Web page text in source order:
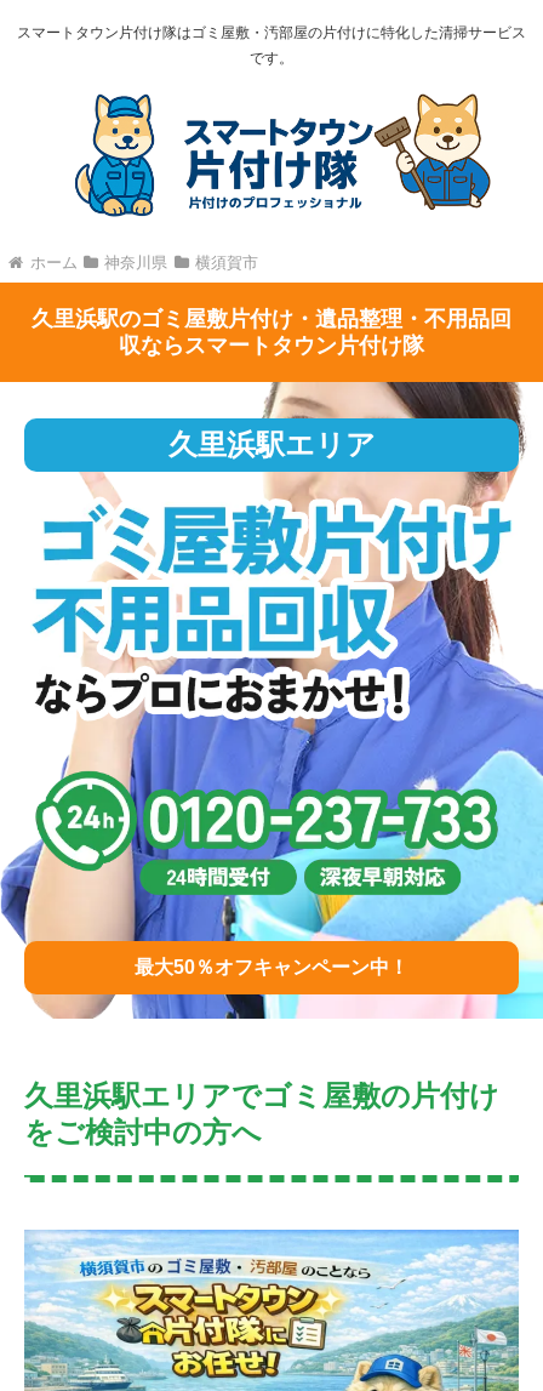
スマートタウン片付け隊はゴミ屋敷・汚部屋の片付けに特化した清掃サービス
です。
ホーム 神奈川県 横須賀市
久里浜駅のゴミ屋敷片付け・遺品整理・不用品回
収ならスマートタウン片付け隊
久里浜駅エリア
最大50％オフキャンペーン中！
久里浜駅エリアでゴミ屋敷の片付け
をご検討中の方へ